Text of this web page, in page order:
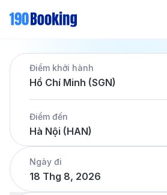
Trang chủ
Vé máy bay
Dịch vụ
Khách sạn
Tin tứcLiên hệ
Hotline
028 7303 6167
Tiếng Việt
Điểm khởi hành
Hồ Chí Minh (SGN)
Điểm đến
Hà Nội (HAN)
Ngày đi
18 Thg 8, 2026